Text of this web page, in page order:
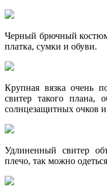
Черный брючный костюм
платка, сумки и обуви.
Крупная вязка очень
свитер такого плана,
солнцезащитных очков
Удлиненный свитер
плечо, так можно